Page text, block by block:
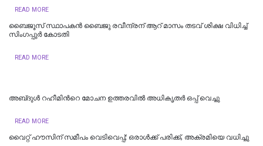
READ MORE
ബൈജൂസ് സ്ഥാപകൻ ബൈജു രവീന്ദ്രന് ആറ് മാസം തടവ് ശിക്ഷ വിധിച്ച്
സിംഗപ്പുർ കോടതി
READ MORE
അബ്‌ദുൾ റഹീമിന്‍റെ മോചന ഉത്തരവിൽ അധികൃതര്‍ ഒപ്പ് വെച്ചു
READ MORE
വൈറ്റ് ഹൗസിന് സമീപം വെടിവെപ്പ്; ഒരാൾക്ക് പരിക്ക്, അക്രമിയെ വധിച്ചു